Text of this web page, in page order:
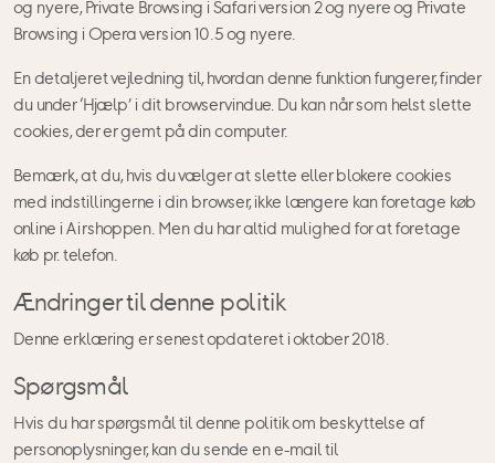
og nyere, Private Browsing i Safari version 2 og nyere og Private
Browsing i Opera version 10.5 og nyere.
En detaljeret vejledning til, hvordan denne funktion fungerer, finder
du under ‘Hjælp’ i dit browservindue. Du kan når som helst slette
cookies, der er gemt på din computer.
Bemærk, at du, hvis du vælger at slette eller blokere cookies
med indstillingerne i din browser, ikke længere kan foretage køb
online i Airshoppen. Men du har altid mulighed for at foretage
køb pr. telefon.
Ændringer til denne politik
Denne erklæring er senest opdateret i oktober 2018.
Spørgsmål
Hvis du har spørgsmål til denne politik om beskyttelse af
personoplysninger, kan du sende en e-mail til